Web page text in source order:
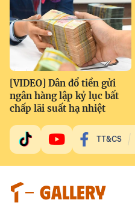
[VIDEO] Dân đổ tiền gửi
ngân hàng lập kỷ lục bất
chấp lãi suất hạ nhiệt
TT&CS
GALLERY